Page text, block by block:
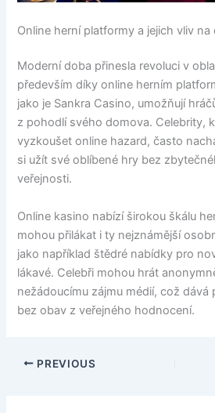
Online herní platformy a jejich vliv na
Moderní doba přinesla revoluci v
především díky online herním
jako je Sankra Casino, umožňují
z pohodlí svého domova. Celebrity,
vyzkoušet online hazard, často
si užít své oblíbené hry bez
veřejnosti.
Online kasino nabízí širokou škálu
mohou přilákat i ty nejznámější
jako například štědré nabídky pro
lákavé. Celebři mohou hrát
nežádoucímu zájmu médií, což dává
bez obav z veřejného hodnocení.
PREVIOUS